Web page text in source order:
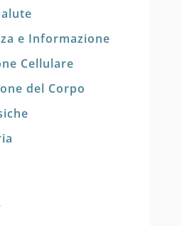
e Informazione
Cellulare
del Corpo